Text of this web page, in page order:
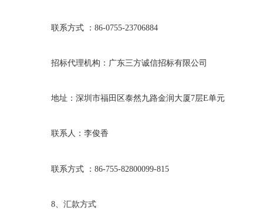
联系方式 ： 86-0755-23706884
招标代理机构：广东三方诚信招标有限公司
地址：深圳市福田区泰然九路金润大厦7层E单元
联系人：李俊香
联系方式 ： 86-755-82800099-815
8、汇款方式